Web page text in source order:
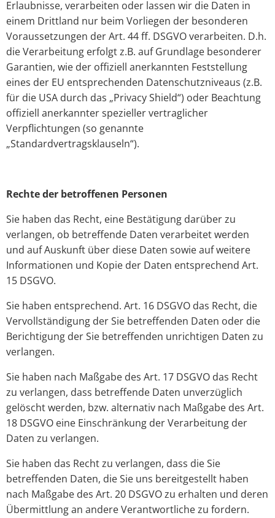
Erlaubnisse, verarbeiten oder lassen wir die Daten in
einem Drittland nur beim Vorliegen der besonderen
Voraussetzungen der Art. 44 ff. DSGVO verarbeiten. D.h.
die Verarbeitung erfolgt z.B. auf Grundlage besonderer
Garantien, wie der offiziell anerkannten Feststellung
eines der EU entsprechenden Datenschutzniveaus (z.B.
für die USA durch das „Privacy Shield“) oder Beachtung
offiziell anerkannter spezieller vertraglicher
Verpflichtungen (so genannte
„Standardvertragsklauseln“).
Rechte der betroffenen Personen
Sie haben das Recht, eine Bestätigung darüber zu
verlangen, ob betreffende Daten verarbeitet werden
und auf Auskunft über diese Daten sowie auf weitere
Informationen und Kopie der Daten entsprechend Art.
15 DSGVO.
Sie haben entsprechend. Art. 16 DSGVO das Recht, die
Vervollständigung der Sie betreffenden Daten oder die
Berichtigung der Sie betreffenden unrichtigen Daten zu
verlangen.
Sie haben nach Maßgabe des Art. 17 DSGVO das Recht
zu verlangen, dass betreffende Daten unverzüglich
gelöscht werden, bzw. alternativ nach Maßgabe des Art.
18 DSGVO eine Einschränkung der Verarbeitung der
Daten zu verlangen.
Sie haben das Recht zu verlangen, dass die Sie
betreffenden Daten, die Sie uns bereitgestellt haben
nach Maßgabe des Art. 20 DSGVO zu erhalten und deren
Übermittlung an andere Verantwortliche zu fordern.